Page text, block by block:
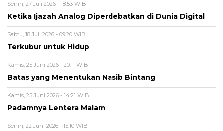
Senin, 27 Juli 2026 - 18:53 WIB
Ketika Ijazah Analog Diperdebatkan di Dunia Digital
Sabtu, 18 Juli 2026 - 09:20 WIB
Terkubur untuk Hidup
Kamis, 25 Juni 2026 - 20:11 WIB
Batas yang Menentukan Nasib Bintang
Kamis, 25 Juni 2026 - 14:21 WIB
Padamnya Lentera Malam
Senin, 22 Juni 2026 - 15:10 WIB